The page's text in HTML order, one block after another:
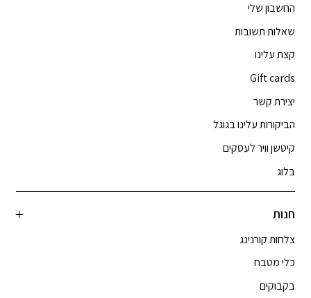
החשבון שלי
שאלות תשובות
קצת עלינו
Gift cards
יצירת קשר
הביקורות עלינו בגוגל
קיטשן וויר לעסקים
בלוג
חנות
צלחות קורנינג
כלי מטבח
בקבוקים